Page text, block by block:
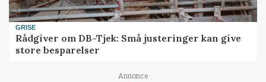
GRISE
Rådgiver om DB-Tjek: Små justeringer kan give
store besparelser
Annonce